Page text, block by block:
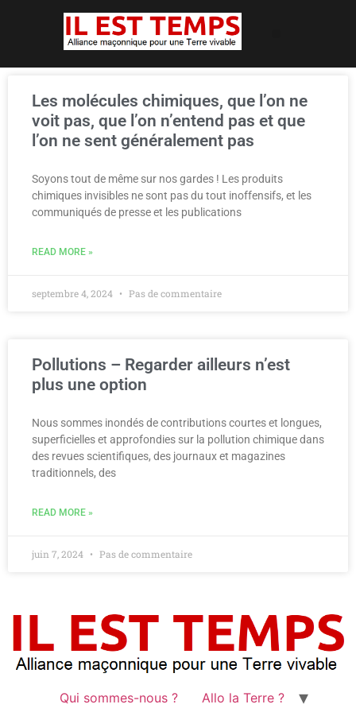
Les molécules chimiques, que l’on ne
voit pas, que l’on n’entend pas et que
l’on ne sent généralement pas
Soyons tout de même sur nos gardes ! Les produits
chimiques invisibles ne sont pas du tout inoffensifs, et les
communiqués de presse et les publications
READ MORE »
septembre 4, 2024 Pas de commentaire
Pollutions – Regarder ailleurs n’est
plus une option
Nous sommes inondés de contributions courtes et longues,
superficielles et approfondies sur la pollution chimique dans
des revues scientifiques, des journaux et magazines
traditionnels, des
READ MORE »
juin 7, 2024 Pas de commentaire
Qui sommes-nous ? Allo la Terre ?